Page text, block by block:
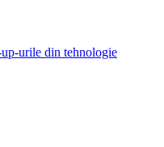
urile din tehnologie